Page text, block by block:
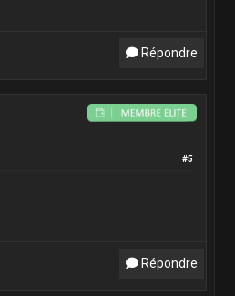
Répondre
#5
Répondre